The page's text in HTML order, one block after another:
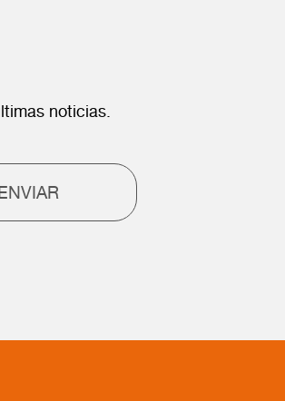
noticias.